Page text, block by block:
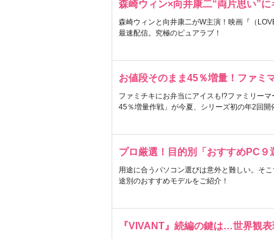
森崎ウィン×向井康二“両片思い”
森崎ウィンと向井康二がW主演！映画『（
最速配信。究極のピュアラブ！
お値段そのまま45％増量！ファミ
ファミチキにお弁当にアイスも!?ファミリー
45％増量作戦」が今夏、シリーズ初の年2回開
プロ厳選！目的別「おすすめPC９
用途に合うパソコン選びは意外と難しい。そ
途別のおすすめモデルをご紹介！
『VIVANT』続編の鍵は…世界観